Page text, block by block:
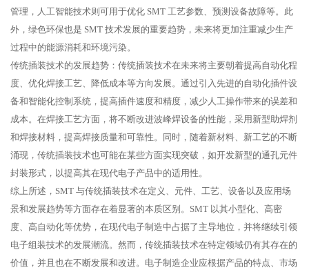
管理，人工智能技术则可用于优化 SMT 工艺参数、预测设备故障等。此
外，绿色环保也是 SMT 技术发展的重要趋势，未来将更加注重减少生产
过程中的能源消耗和环境污染。
传统插装技术的发展趋势：传统插装技术在未来将主要朝着提高自动化程
度、优化焊接工艺、降低成本等方向发展。通过引入先进的自动化插件设
备和智能化控制系统，提高插件速度和精度，减少人工操作带来的误差和
成本。在焊接工艺方面，将不断改进波峰焊设备的性能，采用新型助焊剂
和焊接材料，提高焊接质量和可靠性。同时，随着新材料、新工艺的不断
涌现，传统插装技术也可能在某些方面实现突破，如开发新型的通孔元件
封装形式，以提高其在现代电子产品中的适用性。
综上所述，SMT 与传统插装技术在定义、元件、工艺、设备以及应用场
景和发展趋势等方面存在着显著的本质区别。SMT 以其小型化、高密
度、高自动化等优势，在现代电子制造中占据了主导地位，并将继续引领
电子组装技术的发展潮流。然而，传统插装技术在特定领域仍有其存在的
价值，并且也在不断发展和改进。电子制造企业应根据产品的特点、市场